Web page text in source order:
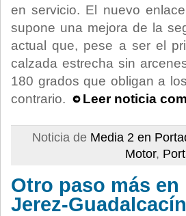
en servicio. El nuevo
supone una mejora de la
actual que, pese a ser el
calzada estrecha sin
180 grados que obligan a
contrario.
Leer noticia
Noticia de Media 2 en
Motor,
Otro paso más
Jerez-Guadalcacín